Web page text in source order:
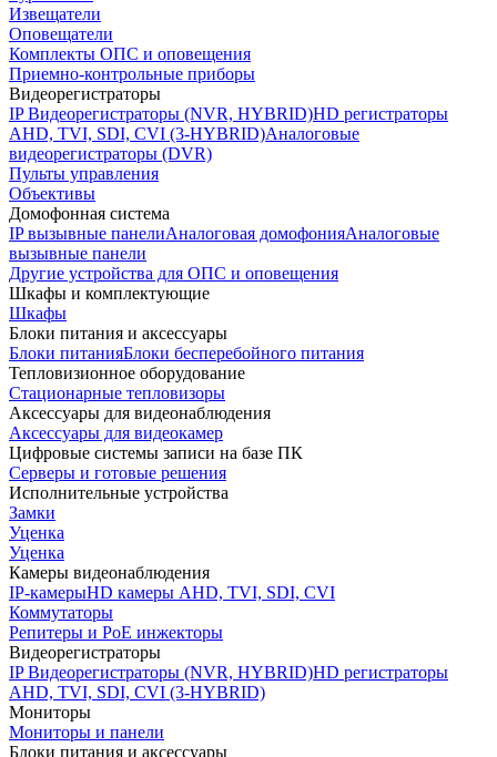
Извещатели
Оповещатели
Комплекты ОПС и оповещения
Приемно-контрольные приборы
Видеорегистраторы
IP Видеорегистраторы (NVR, HYBRID)HD регистраторы
AHD, TVI, SDI, CVI (3-HYBRID)Аналоговые
видеорегистраторы (DVR)
Пульты управления
Объективы
Домофонная система
IP вызывные панелиАналоговая домофонияАналоговые
вызывные панели
Другие устройства для ОПС и оповещения
Шкафы и комплектующие
Шкафы
Блоки питания и аксессуары
Блоки питанияБлоки бесперебойного питания
Тепловизионное оборудование
Стационарные тепловизоры
Аксессуары для видеонаблюдения
Аксессуары для видеокамер
Цифровые системы записи на базе ПК
Серверы и готовые решения
Исполнительные устройства
Замки
Уценка
Уценка
Камеры видеонаблюдения
IP-камерыHD камеры AHD, TVI, SDI, CVI
Коммутаторы
Репитеры и PoE инжекторы
Видеорегистраторы
IP Видеорегистраторы (NVR, HYBRID)HD регистраторы
AHD, TVI, SDI, CVI (3-HYBRID)
Мониторы
Мониторы и панели
Блоки питания и аксессуары